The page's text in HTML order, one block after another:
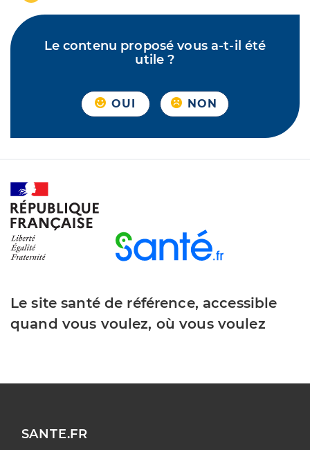
Le contenu proposé vous a-t-il été
utile ?
OUI NON
Le site santé de référence, accessible
quand vous voulez, où vous voulez
SANTE.FR